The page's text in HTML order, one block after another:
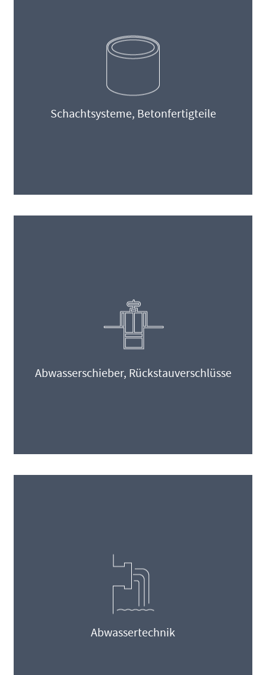
Schachtsysteme, Betonfertigteile
Abwasserschieber, Rückstauverschlüsse
Abwassertechnik